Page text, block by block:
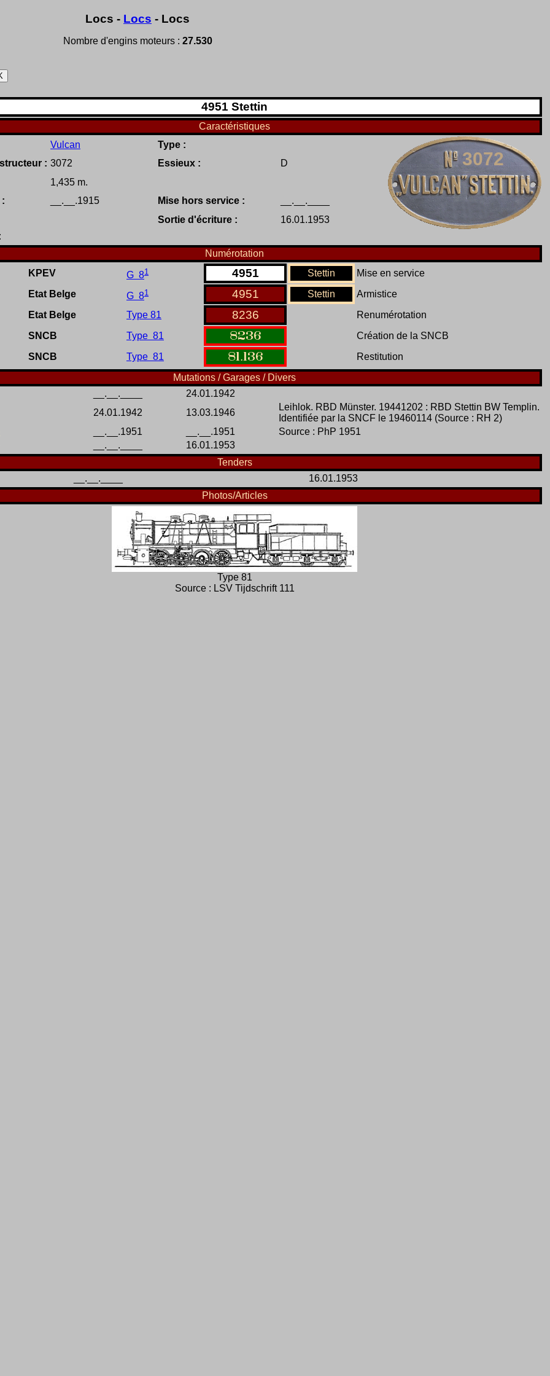
Locs - Locs - Locs
Nombre d'engins moteurs : 27.530
4951 Stettin
Caractéristiques
Vulcan Type :
3072
: 3072 Essieux :
D
1,435 m.
__.__.1915 Mise hors service :
__.__.____
Sortie d'écriture :
16.01.1953
Numérotation
KPEV G 81 4951 Stettin
Mise en service
Etat Belge G 81 4951 Stettin
Armistice
Etat Belge Type 81 8236
Renumérotation
SNCB Type 81 8236
Création de la SNCB
SNCB Type 81 81 .136
Restitution
Mutations / Garages / Divers
__.__.____
24.01.1942
24.01.1942 13.03.1946
Leihlok. RBD Münster. 19441202 : RBD Stettin BW Templin.
Identifiée par la SNCF le 19460114 (Source : RH 2)
__.__.1951 __.__.1951
Source : PhP 1951
__.__.____
16.01.1953
Tenders
__.__.____
16.01.1953
Photos/Articles
Type 81
Source : LSV Tijdschrift 111